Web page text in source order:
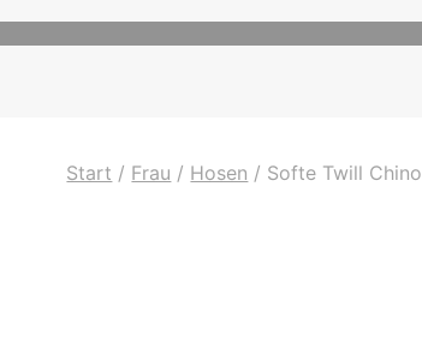
Start / Frau / Hosen / Softe Twill Chino